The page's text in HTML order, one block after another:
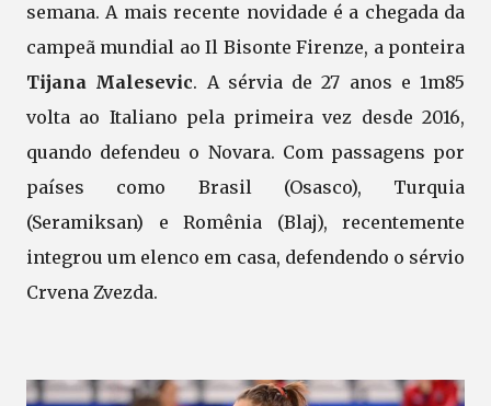
semana. A mais recente novidade é a chegada da
campeã mundial ao Il Bisonte Firenze, a ponteira
Tijana Malesevic. A sérvia de 27 anos e 1m85
volta ao Italiano pela primeira vez desde 2016,
quando defendeu o Novara. Com passagens por
países como Brasil (Osasco), Turquia
(Seramiksan) e Romênia (Blaj), recentemente
integrou um elenco em casa, defendendo o sérvio
Crvena Zvezda.